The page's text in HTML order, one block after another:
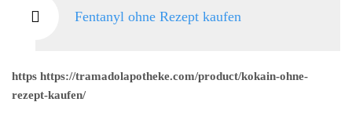
Fentanyl ohne Rezept kaufen
https https://tramadolapotheke.com/product/kokain-ohne-
rezept-kaufen/